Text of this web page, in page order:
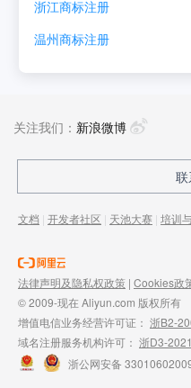
浙江商标注册
温州商标注册